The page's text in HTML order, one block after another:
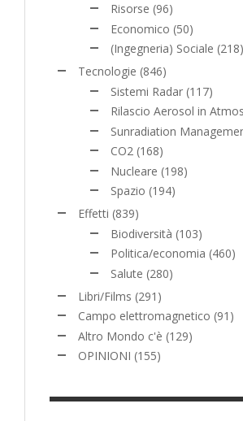
Risorse (96)
Economico (50)
(Ingegneria) Sociale (218)
Tecnologie (846)
Sistemi Radar (117)
Rilascio Aerosol in
Sunradiation
CO2 (168)
Nucleare (198)
Spazio (194)
Effetti (839)
Biodiversità (103)
Politica/economia (460)
Salute (280)
Libri/Films (291)
Campo elettromagnetico (91)
Altro Mondo c'è (129)
OPINIONI (155)